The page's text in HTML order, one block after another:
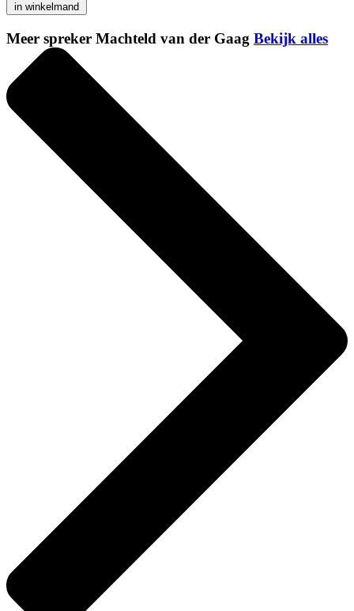
in winkelmand
Meer spreker Machteld van der Gaag Bekijk alles